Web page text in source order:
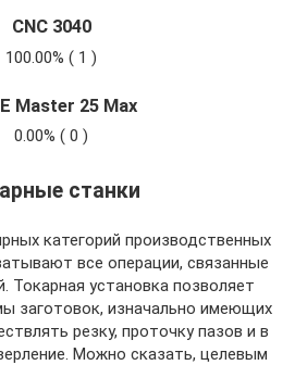
CNC 3040
100.00% ( 1 )
Master 25 Max
0.00% ( 0 )
станки
категорий производственных
все операции, связанные
Токарная установка позволяет
заготовок, изначально имеющих
резку, проточку пазов и в
Можно сказать, целевым